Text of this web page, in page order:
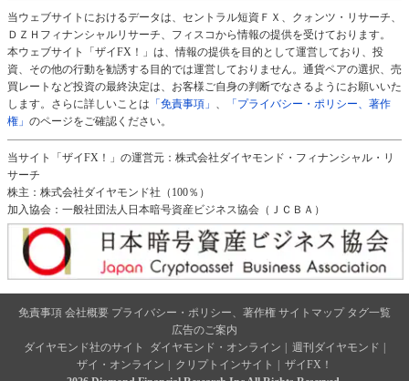
当ウェブサイトにおけるデータは、セントラル短資ＦＸ、クォンツ・リサーチ、
ＤＺＨフィナンシャルリサーチ、フィスコから情報の提供を受けております。
本ウェブサイト「ザイFX！」は、情報の提供を目的として運営しており、投
資、その他の行動を勧誘する目的では運営しておりません。通貨ペアの選択、売
買レートなど投資の最終決定は、お客様ご自身の判断でなさるようにお願いいた
します。さらに詳しいことは 「免責事項」 、
「プライバシー・ポリシー、著作
権」 のページをご確認ください。
当サイト「ザイFX！」の運営元：株式会社ダイヤモンド・フィナンシャル・リ
サーチ
株主：株式会社ダイヤモンド社（100％）
加入協会：一般社団法人日本暗号資産ビジネス協会（ＪＣＢＡ）
免責事項 会社概要 プライバシー・ポリシー、著作権 サイトマップ タグ一覧
広告のご案内
ダイヤモンド社のサイト
ダイヤモンド・オンライン | 週刊ダイヤモンド |
ザイ・オンライン | クリプトインサイト | ザイFX！